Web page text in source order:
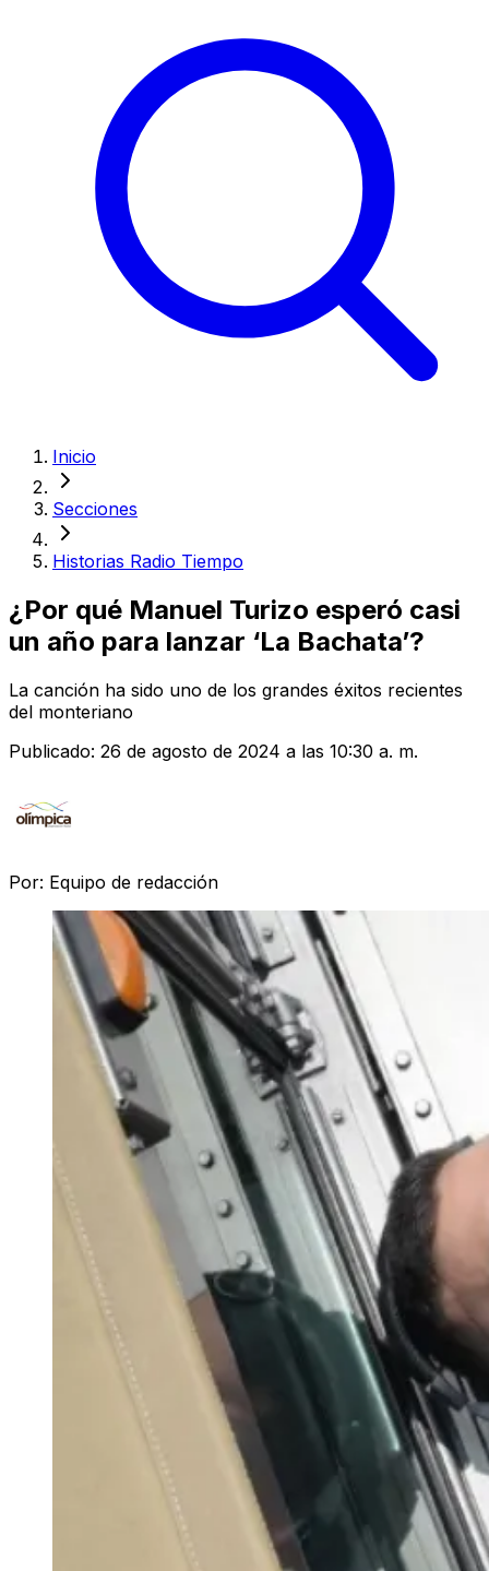
Inicio
Secciones
Historias Radio Tiempo
¿Por qué Manuel Turizo esperó casi
un año para lanzar ‘La Bachata’?
La canción ha sido uno de los grandes éxitos recientes
del monteriano
Publicado: 26 de agosto de 2024 a las 10:30 a. m.
Por: Equipo de redacción